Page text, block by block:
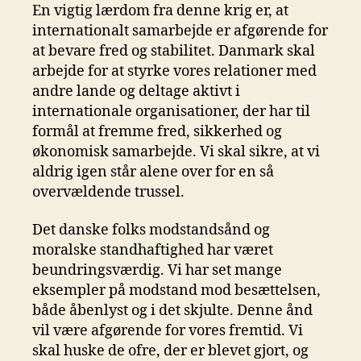
En vigtig lærdom fra denne krig er, at
internationalt samarbejde er afgørende for
at bevare fred og stabilitet. Danmark skal
arbejde for at styrke vores relationer med
andre lande og deltage aktivt i
internationale organisationer, der har til
formål at fremme fred, sikkerhed og
økonomisk samarbejde. Vi skal sikre, at vi
aldrig igen står alene over for en så
overvældende trussel.
Det danske folks modstandsånd og
moralske standhaftighed har været
beundringsværdig. Vi har set mange
eksempler på modstand mod besættelsen,
både åbenlyst og i det skjulte. Denne ånd
vil være afgørende for vores fremtid. Vi
skal huske de ofre, der er blevet gjort, og